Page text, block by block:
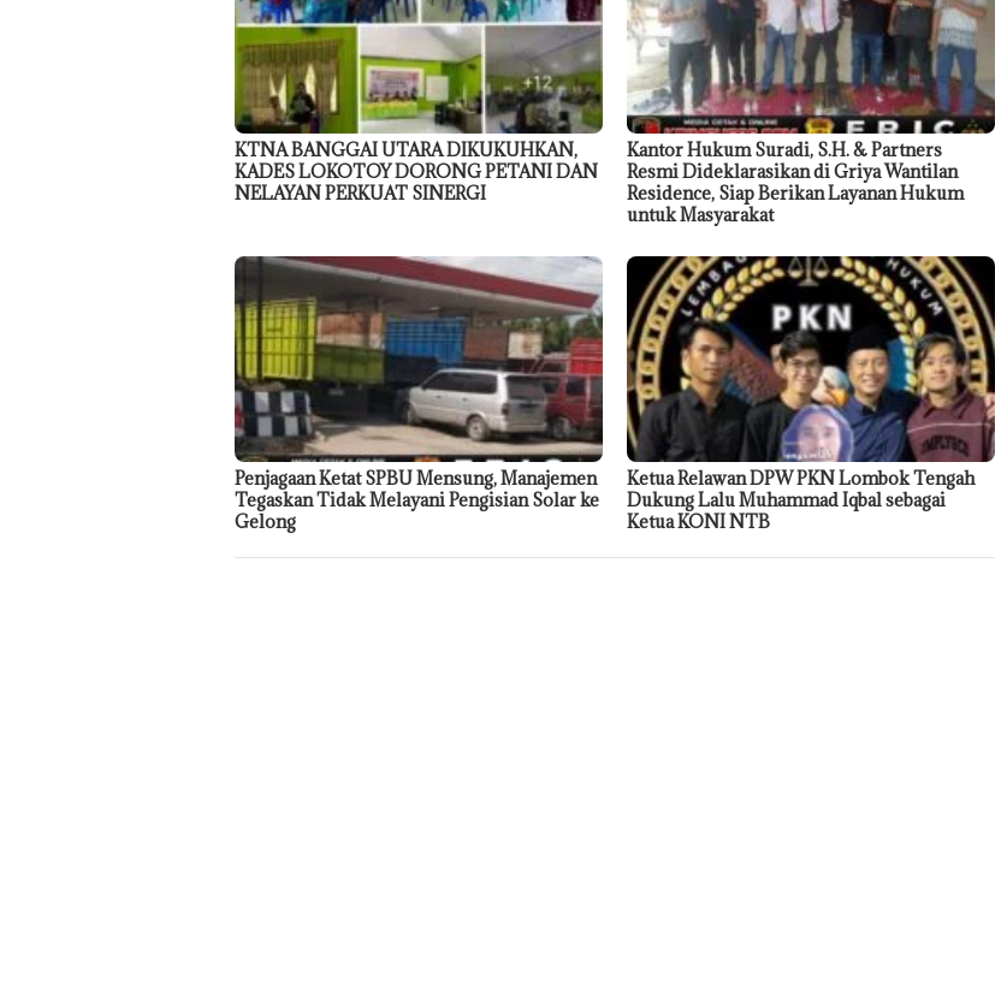
KTNA BANGGAI UTARA DIKUKUHKAN,
KADES LOKOTOY DORONG PETANI DAN
NELAYAN PERKUAT SINERGI
Kantor Hukum Suradi, S.H. & Partners
Resmi Dideklarasikan di Griya Wantilan
Residence, Siap Berikan Layanan Hukum
untuk Masyarakat
Penjagaan Ketat SPBU Mensung, Manajemen
Tegaskan Tidak Melayani Pengisian Solar ke
Gelong
Ketua Relawan DPW PKN Lombok Tengah
Dukung Lalu Muhammad Iqbal sebagai
Ketua KONI NTB